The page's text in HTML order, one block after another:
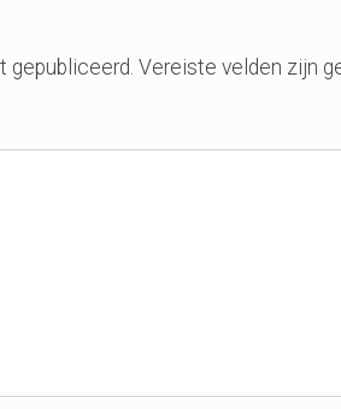
gepubliceerd. Vereiste velden zijn